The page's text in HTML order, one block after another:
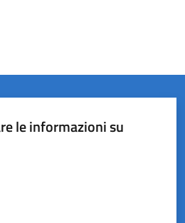
le informazioni su